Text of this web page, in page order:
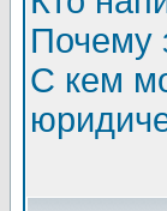
Почему
С кем